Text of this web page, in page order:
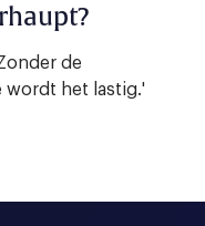
de
wordt het lastig.'